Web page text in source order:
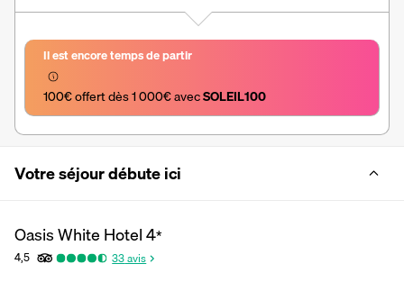
Il est encore temps de partir
100€ offert dès 1 000€ avec SOLEIL100
Votre séjour débute ici
Oasis White Hotel4*
4,5 33avis